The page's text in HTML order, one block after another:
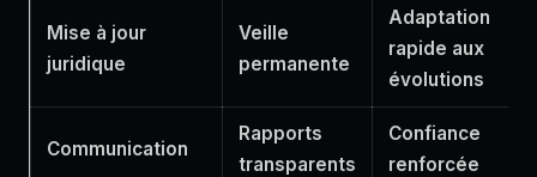
Mise à jour
juridique
Veille
permanente
Adaptation
rapide aux
évolutions
Communication
Rapports
transparents
Confiance
renforcée